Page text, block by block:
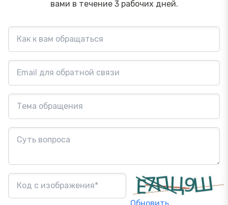
вами в течение 3 рабочих дней.